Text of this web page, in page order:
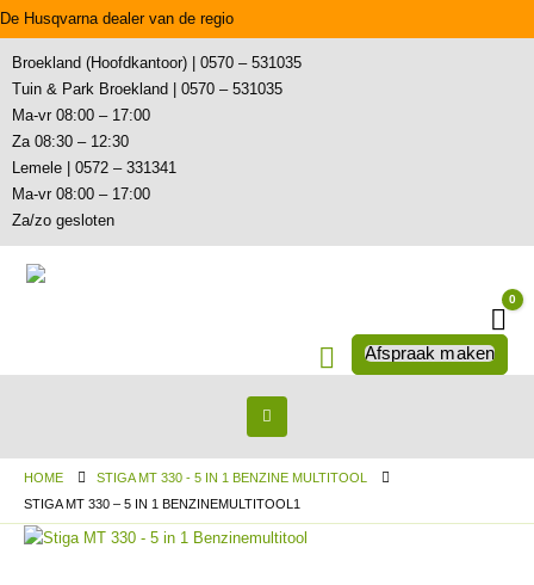
De Husqvarna dealer van de regio
Broekland (Hoofdkantoor) | 0570 – 531035
Tuin & Park Broekland | 0570 – 531035
Ma-vr 08:00 – 17:00
Za 08:30 – 12:30
Lemele | 0572 – 331341
Ma-vr 08:00 – 17:00
Za/zo gesloten
0
Afspraak maken
HOME
STIGA MT 330 - 5 IN 1 BENZINE MULTITOOL
STIGA MT 330 – 5 IN 1 BENZINEMULTITOOL1